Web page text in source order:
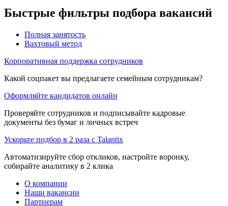
Быстрые фильтры подбора вакансий
Полная занятость
Вахтовый метод
Корпоративная поддержка сотрудников
Какой соцпакет вы предлагаете семейным сотрудникам?
Оформляйте кандидатов онлайн
Проверяйте сотрудников и подписывайте кадровые
документы без бумаг и личных встреч
Ускорьте подбор в 2 раза с Talantix
Автоматизируйте сбор откликов, настройте воронку,
собирайте аналитику в 2 клика
О компании
Наши вакансии
Партнерам